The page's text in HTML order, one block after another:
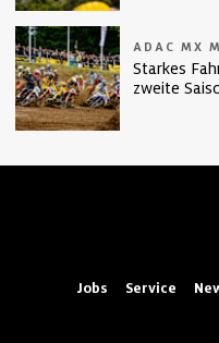
ADAC MX
Starkes
zweite
Jobs Service